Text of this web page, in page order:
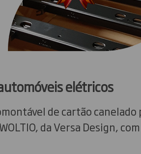
elétricos
de cartão canelado
da Versa Design,